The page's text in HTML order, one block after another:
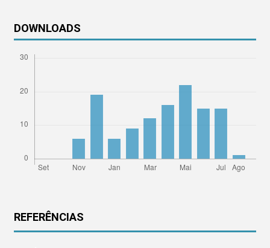
DOWNLOADS
REFERÊNCIAS